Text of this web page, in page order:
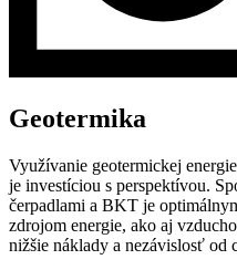
Geotermika
Využívanie geotermickej
je investíciou s perspektívou.
čerpadlami a BKT je
zdrojom energie, ako aj
nižšie náklady a nezávislosť od